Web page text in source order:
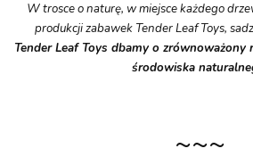
W trosce o naturę, w miejsce każdego
produkcji zabawek Tender Leaf Toys,
Tender Leaf Toys dbamy o
środowiska
~~~